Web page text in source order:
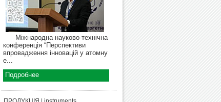
Міжнародна науково-технічна
конференція “Перспективи
впровадження інновацій у атомну
е...
Подробнее